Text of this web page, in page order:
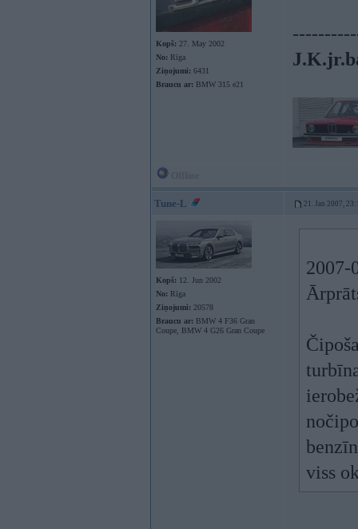
Kopš: 27. May 2002
No: Rīga
Ziņojumi: 6431
Braucu ar: BMW 315 e21
Tune-L 21. Jan 2007,
Kopš: 12. Jun 2002
No: Rīga
Ziņojumi: 20578
Braucu ar: BMW 4 F36 Gran
Coupe, BMW 4 G26 Gran Coupe
2007-
viss